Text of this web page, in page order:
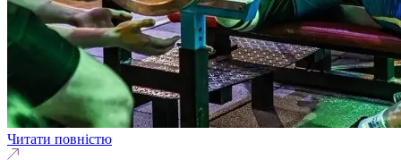
Читати повністю